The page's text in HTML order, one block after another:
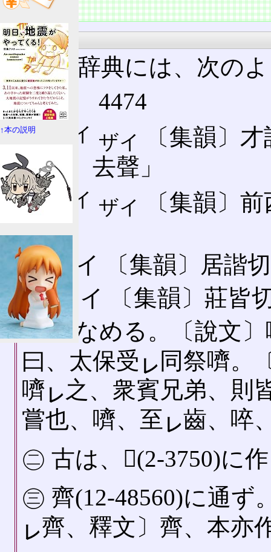
概要
大漢和辞典
大漢和辞典には、次の
【嚌】 4474
🈩
セイ ザイ
〔集韻〕
「霽、去聲」
🈔 セイ ザイ
〔集韻〕
聲」
🈪 カイ 〔集韻〕居諧
四⃞ サイ 〔集韻〕莊
🈩㊀ なめる。〔說文
曰、太保受 ㆑ 同祭嚌。
嚌 ㆑之、衆賓兄弟、則
嘗也、嚌、至 ㆑齒、啐
㊁ 古は、𠴧(2-3750)に
㊂ 齊(12-48560)に通ず
㆑齊、釋文〕齊、本亦
↑本の説明